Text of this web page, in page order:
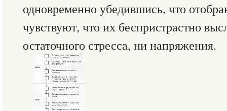
одновременно убедившись, что
чувствуют, что их беспристрастно
остаточного стресса, ни напряжения.